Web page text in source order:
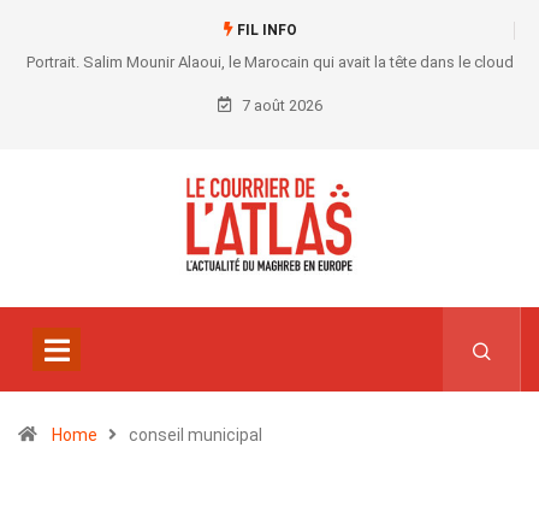
FIL INFO
Portrait. Salim Mounir Alaoui, le Marocain qui avait la tête dans le cloud
7 août 2026
Home conseil municipal